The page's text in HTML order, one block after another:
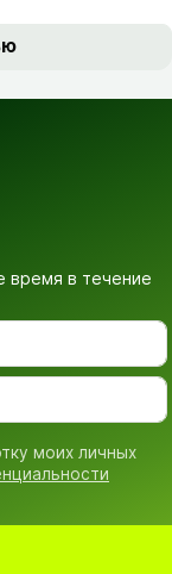
время в течение
моих личных